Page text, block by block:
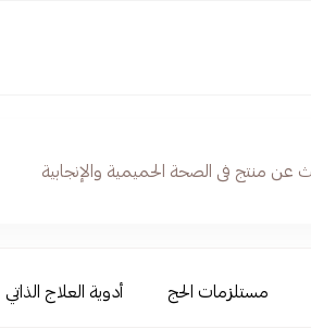
مستلزمات الحج أدوية العلاج الذاتي